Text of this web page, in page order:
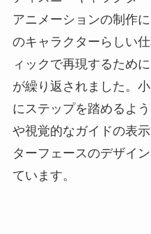
アニメーションの制作
のキャラクターらしい
ィックで再現するため
が繰り返されました。
にステップを踏めるよ
や視覚的なガイドの表
ターフェースのデザイ
ています。